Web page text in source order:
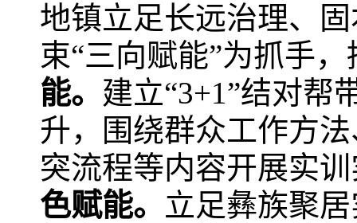
地镇立足长远治理、
束“三向赋能”为抓手
能。 建立“3+1”结对帮
升，围绕群众工作方
突流程等内容开展实
色赋能。 立足彝族聚